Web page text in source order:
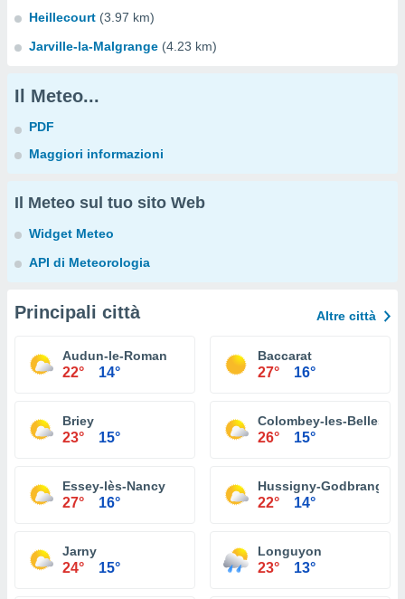
Heillecourt (3.97 km)
Jarville-la-Malgrange (4.23 km)
Il Meteo...
PDF
Maggiori informazioni
Il Meteo sul tuo sito Web
Widget Meteo
API di Meteorologia
Principali città Altre città
Audun-le-Roman
22° 14°
Baccarat
27° 16°
Briey
23° 15°
Colombey-les-Belles
26° 15°
Essey-lès-Nancy
27° 16°
Hussigny-Godbrange
22° 14°
Jarny
24° 15°
Longuyon
23° 13°